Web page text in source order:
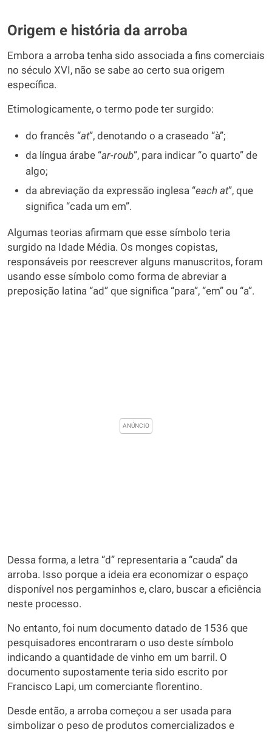
Origem e história da arroba
Embora a arroba tenha sido associada a fins comerciais
no século XVI, não se sabe ao certo sua origem
específica.
Etimologicamente, o termo pode ter surgido:
do francês “at”, denotando o a craseado “à”;
da língua árabe “ar-roub”, para indicar “o quarto” de
algo;
da abreviação da expressão inglesa “each at”, que
significa “cada um em”.
Algumas teorias afirmam que esse símbolo teria
surgido na Idade Média. Os monges copistas,
responsáveis por reescrever alguns manuscritos, foram
usando esse símbolo como forma de abreviar a
preposição latina “ad” que significa “para”, “em” ou “a”.
Dessa forma, a letra “d” representaria a “cauda” da
arroba. Isso porque a ideia era economizar o espaço
disponível nos pergaminhos e, claro, buscar a eficiência
neste processo.
No entanto, foi num documento datado de 1536 que
pesquisadores encontraram o uso deste símbolo
indicando a quantidade de vinho em um barril. O
documento supostamente teria sido escrito por
Francisco Lapi, um comerciante florentino.
Desde então, a arroba começou a ser usada para
simbolizar o peso de produtos comercializados e